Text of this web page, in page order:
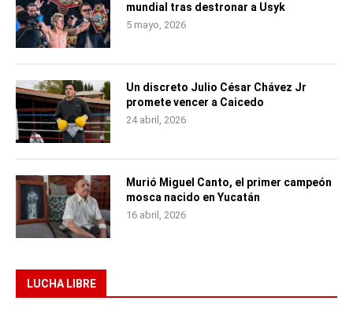
mundial tras destronar a Usyk
5 mayo, 2026
Un discreto Julio César Chávez Jr
promete vencer a Caicedo
24 abril, 2026
Murió Miguel Canto, el primer campeón
mosca nacido en Yucatán
16 abril, 2026
LUCHA LIBRE